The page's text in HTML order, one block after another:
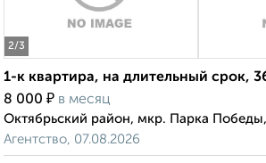
2/3
1-к квартира, на длительный срок,
8 000 ₽ в месяц
Октябрьский район, мкр. Парка
Агентство, 07.08.2026